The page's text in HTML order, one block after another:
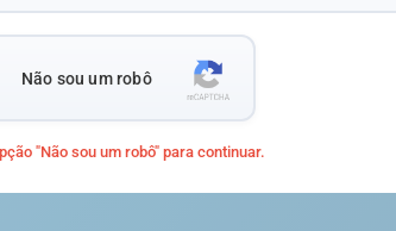
Não sou um robô
"Não sou um robô" para continuar.